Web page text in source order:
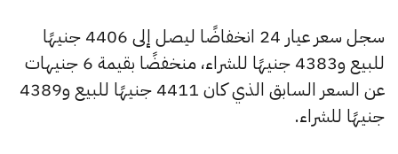
سجل سعر عيار 24 انخفاضًا ليصل إلى 4406 جنيهًا
للبيع و4383 جنيهًا للشراء، منخفضًا بقيمة 6 جنيهات
عن السعر السابق الذي كان 4411 جنيهًا للبيع و4389
جنيهًا للشراء.